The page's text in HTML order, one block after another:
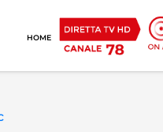
HOME